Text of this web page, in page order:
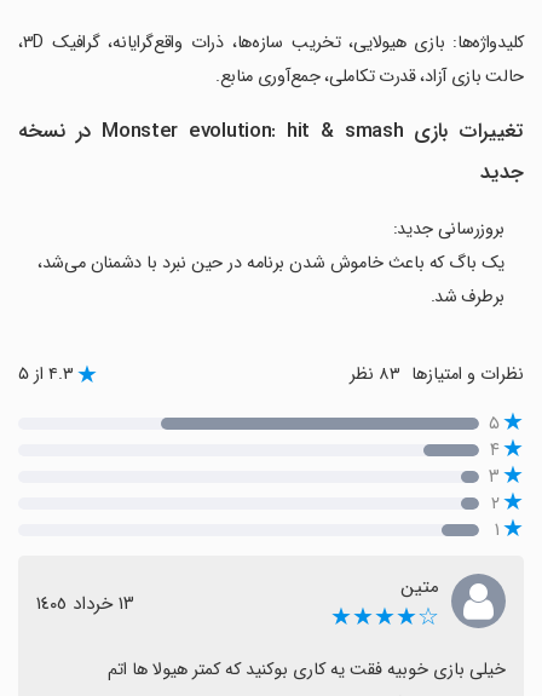
‏کلیدواژه‌ها: بازی هیولایی، تخریب سازه‌ها، ذرات واقع‌گرایانه، گرافیک ۳D،
حالت بازی آزاد، قدرت تکاملی، جمع‌آوری منابع.
تغییرات بازی Monster evolution: hit & smash در نسخه
جدید
بروزرسانی جدید:
یک باگ که باعث خاموش شدن برنامه در حین نبرد با دشمنان می‌شد،
برطرف شد.
نظرات و امتیازها ۴.۳ از ۵
۵
۴
۳
۲
۱
متین
☆★★★★ ١٣ خرداد ١٤٠٥